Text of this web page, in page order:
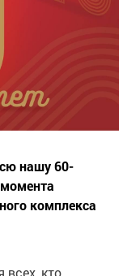
нашу 60-
комплекса
кто